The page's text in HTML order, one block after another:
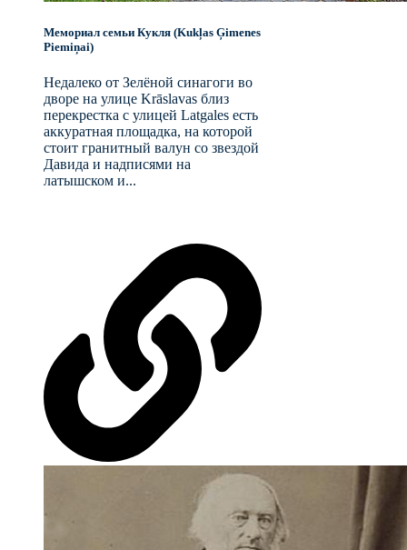
Мемориал семьи Кукля (Kukļas Ģimenes
Piemiņai)
Недалеко от Зелёной синагоги во
дворе на улице Krāslavas близ
перекрестка с улицей Latgales есть
аккуратная площадка, на которой
стоит гранитный валун со звездой
Давида и надписями на
латышском и...